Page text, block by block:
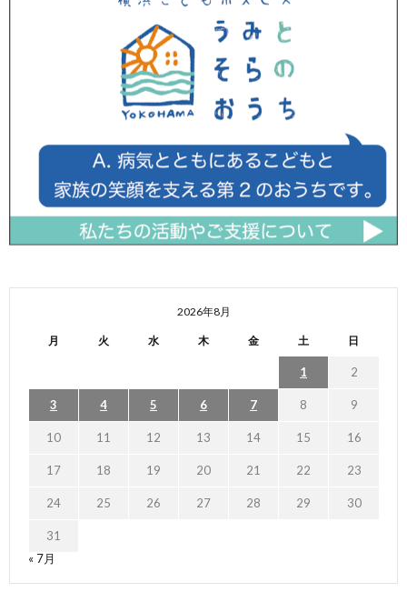
2026年8月
月 火 水 木 金 土 日
1 2
3 4 5 6 7 8 9
10 11 12 13 14 15 16
17 18 19 20 21 22 23
24 25 26 27 28 29 30
31
« 7月